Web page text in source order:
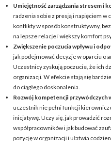
Umiejętność zarządzania stresem i
radzenia sobie z presją i napięciem
konflikty w sposób konstruktywny, bez
na lepsze relacje i większy komfort
Zwiększenie poczucia wpływu i
jak podejmować decyzje w oparciu o
Uczestnicy zyskują poczucie, że ich
organizacji. W efekcie stają się
do ciągłego doskonalenia.
Rozwój kompetencji przywódczych
uczestnik nie pełni funkcji
inicjatywę. Uczy się, jak prowadzić
współpracowników i jak budować
pozycję w organizacji i ułatwia